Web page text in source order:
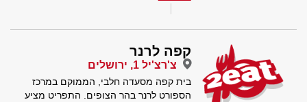
קפה לרנר
צ'רצ'יל 1, ירושלים
בית קפה מסעדה חלבי, הממוקם במרכז
הספורט לרנר בהר הצופים. התפריט מציע